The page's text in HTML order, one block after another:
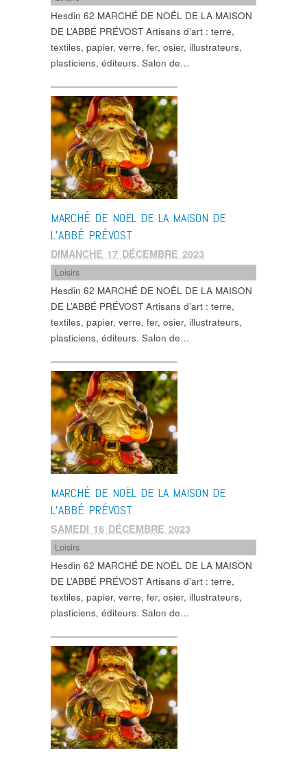
Hesdin 62 MARCHÉ DE NOËL DE LA MAISON
DE L’ABBÉ PRÉVOST Artisans d’art : terre,
textiles, papier, verre, fer, osier, illustrateurs,
plasticiens, éditeurs. Salon de…
MARCHÉ DE NOËL DE LA MAISON DE
L’ABBÉ PRÉVOST
DIMANCHE 17 DÉCEMBRE 2023
Loisirs
Hesdin 62 MARCHÉ DE NOËL DE LA MAISON
DE L’ABBÉ PRÉVOST Artisans d’art : terre,
textiles, papier, verre, fer, osier, illustrateurs,
plasticiens, éditeurs. Salon de…
MARCHÉ DE NOËL DE LA MAISON DE
L’ABBÉ PRÉVOST
SAMEDI 16 DÉCEMBRE 2023
Loisirs
Hesdin 62 MARCHÉ DE NOËL DE LA MAISON
DE L’ABBÉ PRÉVOST Artisans d’art : terre,
textiles, papier, verre, fer, osier, illustrateurs,
plasticiens, éditeurs. Salon de…